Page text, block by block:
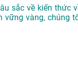
sắc về kiến thức
vững vàng, chúng